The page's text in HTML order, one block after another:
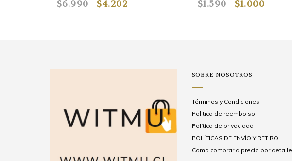
$6.990 $4.202 $1.590 $1.000
SOBRE NOSOTROS
Términos y Condiciones
Politica de reembolso
Política de privacidad
POLÍTICAS DE ENVÍO Y RETIRO
Como comprar a precio por detalle